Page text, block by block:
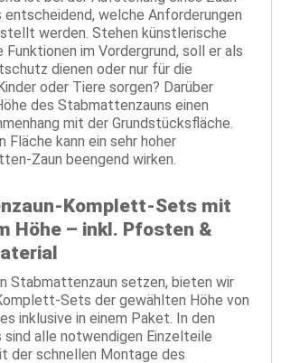
welche Anforderungen
werden. Stehen künstlerische
Funktionen im Vordergrund, soll er als
dienen oder nur für die
oder Tiere sorgen? Darüber
des Stabmattenzauns einen
mit der Grundstücksfläche.
Fläche kann ein sehr hoher
Zaun beengend wirken.
Komplett-Sets mit
Höhe – inkl. Pfosten &
Stabmattenzaun setzen, bieten wir
Sets der gewählten Höhe von
inklusive in einem Paket. In den
alle notwendigen Einzelteile
der schnellen Montage des